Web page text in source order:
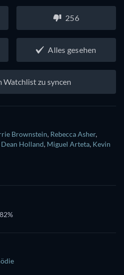
256
Alles gesehen
Watchlist zu syncen
Brownstein, Rebecca Asher,
Dean Holland, Miguel Arteta, Kevin
82%